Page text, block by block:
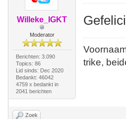
Willeke_IGKT
Moderator
Berichten: 3.090
Topics: 86
Lid sinds: Dec 2020
Bedankt: 46042
4759 x bedankt in
2041 berichten
trike,
Zoek